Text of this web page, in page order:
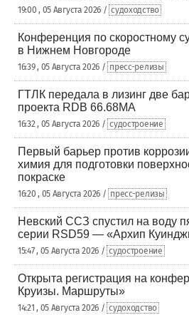
19:00 , 05 Августа 2026 / судоходство
Конференция по скоростному
в Нижнем Новгороде
16:39 , 05 Августа 2026 / пресс-релизы
ГТЛК передала в лизинг две
проекта RDB 66.68МА
16:32 , 05 Августа 2026 / судостроение
Первый барьер против
химия для подготовки
покраске
16:20 , 05 Августа 2026 / пресс-релизы
Невский ССЗ спустил на воду
серии RSD59 — «Архип
15:47 , 05 Августа 2026 / судостроение
Открыта регистрация на
Круизы. Маршруты»
14:21 , 05 Августа 2026 / судоходство